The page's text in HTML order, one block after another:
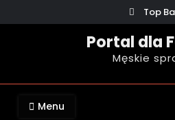
to
Top
Portal dla
Męskie
Menu